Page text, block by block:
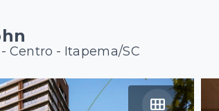
Centro - Itapema/SC